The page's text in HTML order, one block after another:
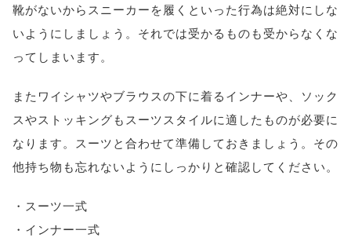
靴がないからスニーカーを履くといった行為は絶対にしな
いようにしましょう。それでは受かるものも受からなくな
ってしまいます。
またワイシャツやブラウスの下に着るインナーや、ソック
スやストッキングもスーツスタイルに適したものが必要に
なります。スーツと合わせて準備しておきましょう。その
他持ち物も忘れないようにしっかりと確認してください。
・スーツ一式
・インナー一式